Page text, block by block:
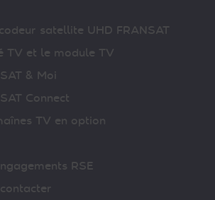
satellite UHD FRANSAT
TV et le module TV
& Moi
Connect
TV en option
RSE